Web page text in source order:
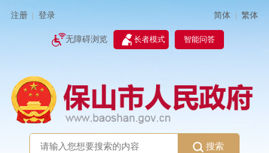
注册 登录 简体 | 繁体
无障碍浏览 长者模式 智能问答
搜索